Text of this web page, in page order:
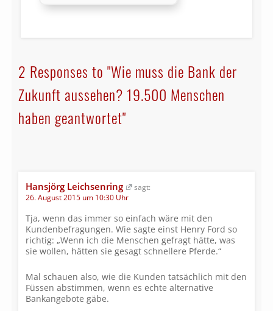
2 Responses to "Wie muss die Bank der
Zukunft aussehen? 19.500 Menschen
haben geantwortet"
Hansjörg Leichsenring
sagt:
26. August 2015 um 10:30 Uhr
Tja, wenn das immer so einfach wäre mit den
Kundenbefragungen. Wie sagte einst Henry Ford so
richtig: „Wenn ich die Menschen gefragt hätte, was
sie wollen, hätten sie gesagt schnellere Pferde.“
Mal schauen also, wie die Kunden tatsächlich mit den
Füssen abstimmen, wenn es echte alternative
Bankangebote gäbe.